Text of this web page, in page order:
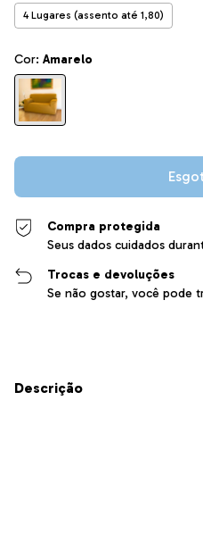
4 Lugares (assento até 1,80)
Cor: Amarelo
Compra protegida
Seus dados cuidados
Trocas e devoluções
Se não gostar, você pode
Descrição